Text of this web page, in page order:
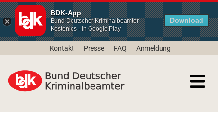
BDK-App
Bund Deutscher Kriminalbeamter
Kostenlos - in Google Play
Download
Kontakt Presse FAQ Anmeldung